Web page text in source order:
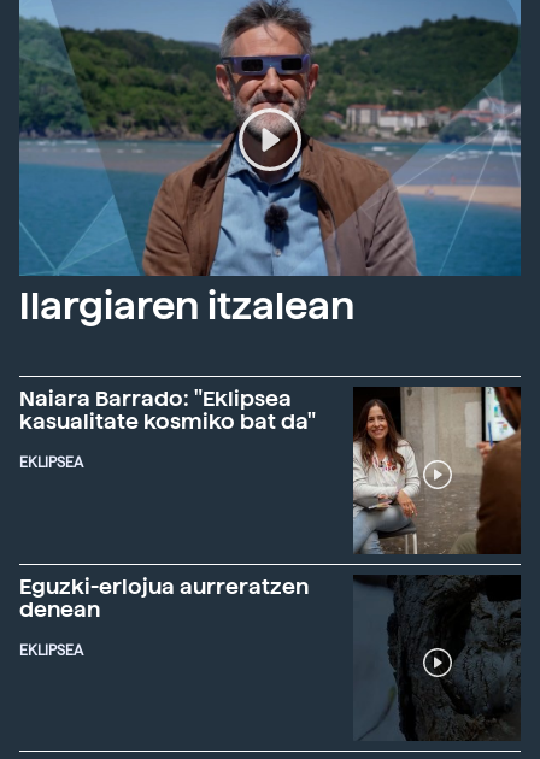
Ilargiaren itzalean
Naiara Barrado: "Eklipsea
kasualitate kosmiko bat da"
EKLIPSEA
Eguzki-erlojua aurreratzen
denean
EKLIPSEA